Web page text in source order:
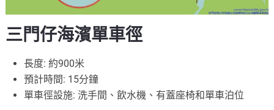
三門仔海濱單車徑
長度: 約900米
預計時間: 15分鐘
單車徑設施: 洗手間、飲水機、有蓋座椅和單車泊位